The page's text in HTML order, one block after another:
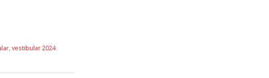
,vestibular 2024